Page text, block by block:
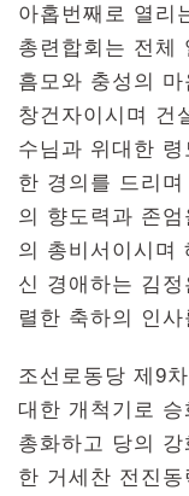
아홉번째로 열리
총련합회는 전체
흠모와 충성의
창건자이시며 건
수님과 위대한
한 경의를 드리
의 향도력과 존
의 총비서이시며
신 경애하는 김
렬한 축하의 인
조선로동당 제9
대한 개척기로
총화하고 당의
한 거세찬 전진